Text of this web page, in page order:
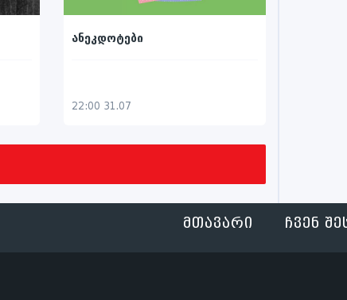
ანეკდოტები
22:00 31.07
ᲛᲗᲐᲕᲐᲠᲘ ᲩᲕᲔᲜ